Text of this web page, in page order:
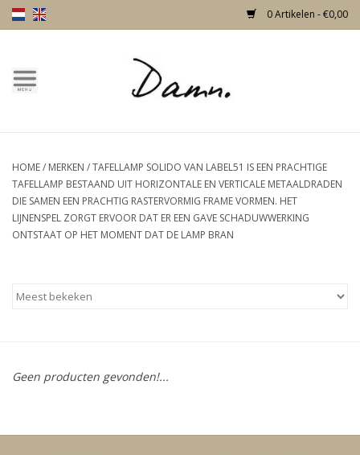
0 Artikelen - €0,00
Home
Nieuw!
Skulls
Meubels
Kleden
HOME/ MERKEN /TAFELLAMP SOLIDO VAN LABEL51 IS EEN PRACHTIGE
TAFELLAMP BESTAAND UIT HORIZONTALE EN VERTICALE METAALDRADEN
DIE SAMEN EEN PRACHTIG RASTERVORMIG FRAME VORMEN. HET
LIJNENSPEL ZORGT ERVOOR DAT ER EEN GAVE SCHADUWWERKING
ONTSTAAT OP HET MOMENT DAT DE LAMP BRAN
Geen producten gevonden!...